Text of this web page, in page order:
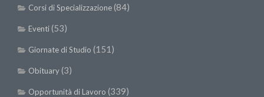
Corsi di Specializzazione(84)
Eventi(53)
Giornate di Studio (151)
Obituary(3)
Opportunità di Lavoro (339)